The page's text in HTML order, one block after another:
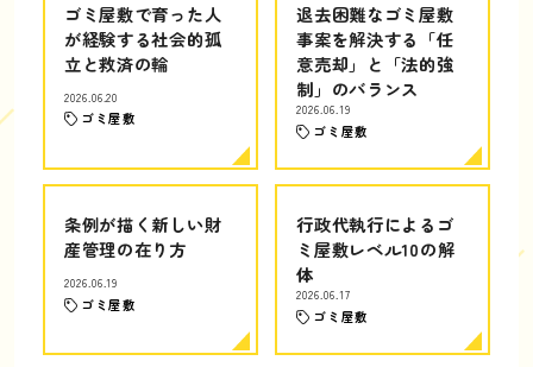
ゴミ屋敷で育った人
が経験する社会的孤
立と救済の輪
2026.06.20
ゴミ屋敷
退去困難なゴミ屋敷
事案を解決する「任
意売却」と「法的強
制」のバランス
2026.06.19
ゴミ屋敷
条例が描く新しい財
産管理の在り方
2026.06.19
ゴミ屋敷
行政代執行によるゴ
ミ屋敷レベル10の解
体
2026.06.17
ゴミ屋敷